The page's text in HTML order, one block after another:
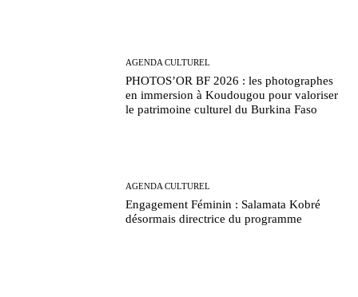
AGENDA CULTUREL
PHOTOS’OR BF 2026 : les photographes
en immersion à Koudougou pour valoriser
le patrimoine culturel du Burkina Faso
AGENDA CULTUREL
Engagement Féminin : Salamata Kobré
désormais directrice du programme